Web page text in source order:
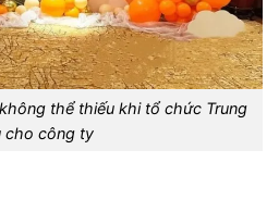
thể thiếu khi tổ chức Trung
cho công ty